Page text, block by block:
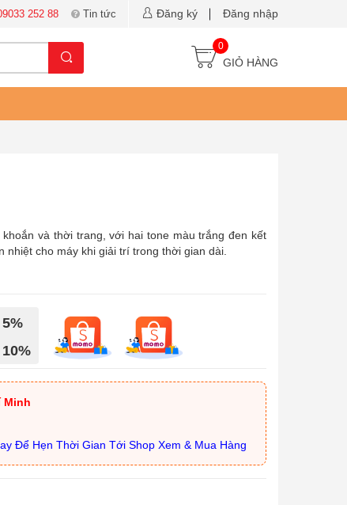
252 88 Tin tức Đăng ký Đăng nhập
0
GIỎ HÀNG
và thời trang, với hai tone màu trắng đen kết
cho máy khi giải trí trong thời gian dài.
Minh
Để Hẹn Thời Gian Tới Shop Xem & Mua Hàng